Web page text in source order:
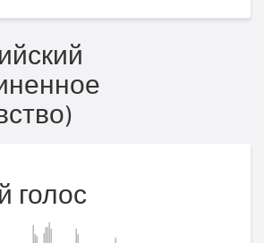
голос